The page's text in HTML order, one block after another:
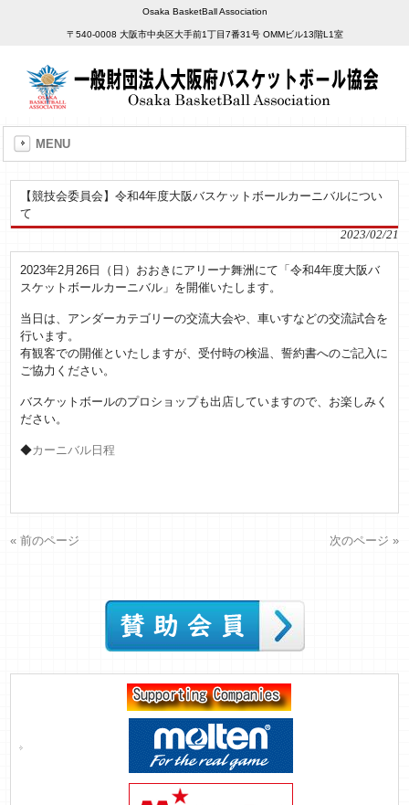
Osaka BasketBall Association
〒540-0008 大阪市中央区大手前1丁目7番31号 OMMビル13階L1室
MENU
【競技会委員会】令和4年度大阪バスケットボールカーニバルについ
て
2023/02/21
2023年2月26日（日）おおきにアリーナ舞洲にて「令和4年度大阪バ
スケットボールカーニバル」を開催いたします。
当日は、アンダーカテゴリーの交流大会や、車いすなどの交流試合を
行います。
有観客での開催といたしますが、受付時の検温、誓約書へのご記入に
ご協力ください。
バスケットボールのプロショップも出店していますので、お楽しみく
ださい。
◆カーニバル日程
« 前のページ 次のページ »